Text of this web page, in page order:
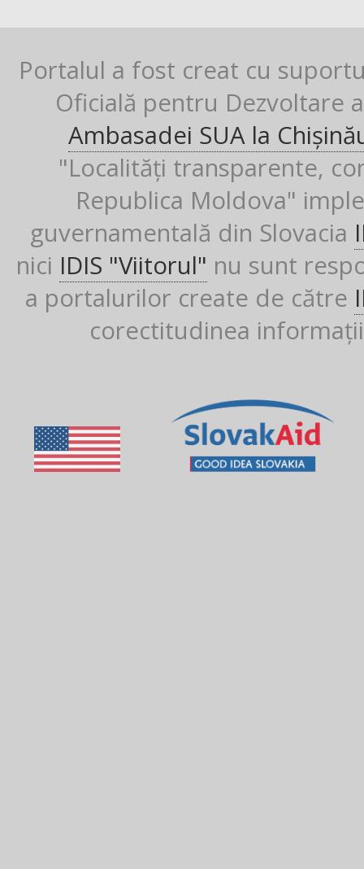
Portalul a fost creat cu
Oficială pentru Dezvoltare
Ambasadei SUA la
"Localități transparente,
Republica Moldova"
guvernamentală din Slovacia
nici IDIS "Viitorul" nu sunt
a portalurilor create de către
corectitudinea